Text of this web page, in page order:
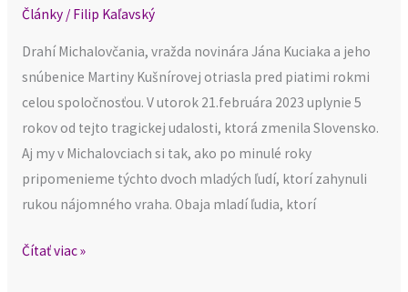
Články/ Filip Kaľavský
Drahí Michalovčania, vražda novinára Jána Kuciaka a jeho
snúbenice Martiny Kušnírovej otriasla pred piatimi rokmi
celou spoločnosťou. V utorok 21.februára 2023 uplynie 5
rokov od tejto tragickej udalosti, ktorá zmenila Slovensko.
Aj my v Michalovciach si tak, ako po minulé roky
pripomenieme týchto dvoch mladých ľudí, ktorí zahynuli
rukou nájomného vraha. Obaja mladí ľudia, ktorí
Čítať viac »